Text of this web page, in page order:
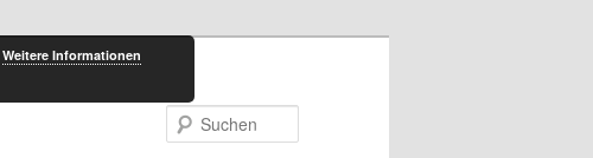
Weitere Informationen